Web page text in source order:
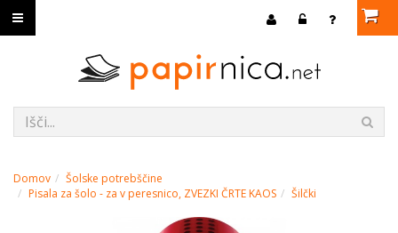
Domov
Šolske potrebščine
Pisala za šolo - za v peresnico, ZVEZKI ČRTE KAOS
Šilčki